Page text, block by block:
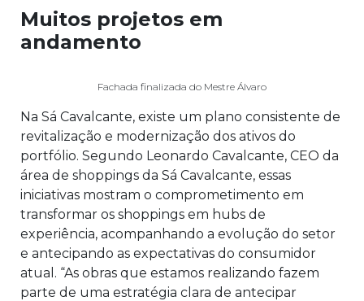
Muitos projetos em
andamento
Fachada finalizada do Mestre Álvaro
Na Sá Cavalcante, existe um plano consistente de
revitalização e modernização dos ativos do
portfólio. Segundo Leonardo Cavalcante, CEO da
área de shoppings da Sá Cavalcante, essas
iniciativas mostram o comprometimento em
transformar os shoppings em hubs de
experiência, acompanhando a evolução do setor
e antecipando as expectativas do consumidor
atual. “As obras que estamos realizando fazem
parte de uma estratégia clara de antecipar